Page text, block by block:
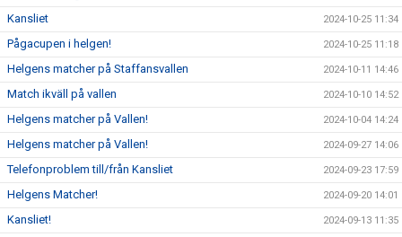
Kansliet 2024-10-25 11:34
Pågacupen i helgen! 2024-10-25 11:18
Helgens matcher på Staffansvallen 2024-10-11 14:46
Match ikväll på vallen 2024-10-10 14:52
Helgens matcher på Vallen! 2024-10-04 14:24
Helgens matcher på Vallen! 2024-09-27 14:06
Telefonproblem till/från Kansliet 2024-09-23 17:59
Helgens Matcher! 2024-09-20 14:01
Kansliet! 2024-09-13 11:35